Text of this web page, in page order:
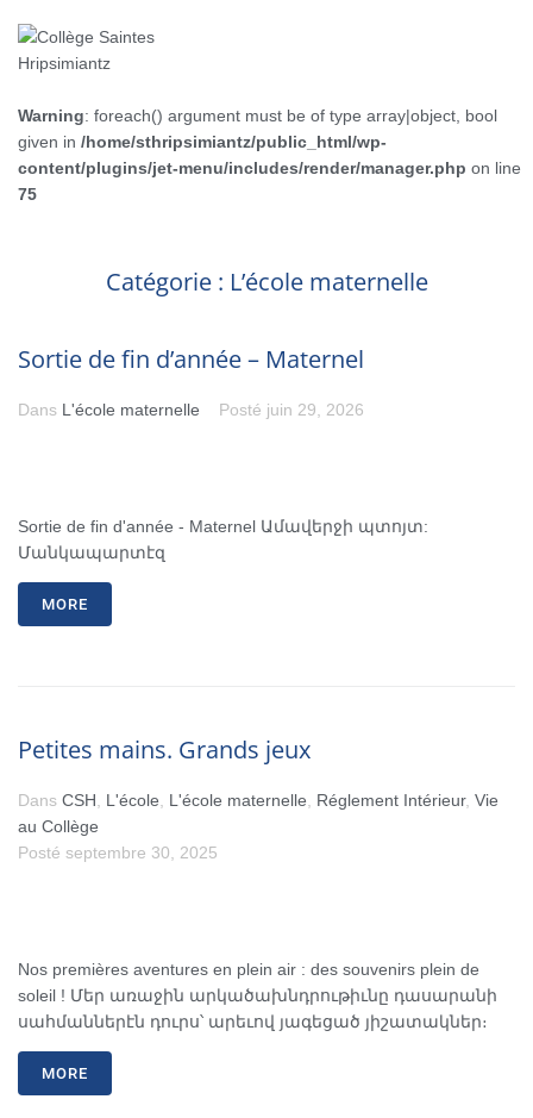
Warning: foreach() argument must be of type array|object, bool
given in /home/sthripsimiantz/public_html/wp-
content/plugins/jet-menu/includes/render/manager.php on line
75
Catégorie : L’école maternelle
Sortie de fin d’année – Maternel
Dans L'école maternelle Posté juin 29, 2026
Sortie de fin d'année - Maternel Ամավերջի պտոյտ:
Մանկապարտէզ
MORE
Petites mains. Grands jeux
Dans CSH L'école L'école maternelle Réglement Intérieur, Vie
au Collège
Posté septembre 30, 2025
Nos premières aventures en plein air : des souvenirs plein de
soleil ! Մեր առաջին արկածախնդրութիւնը դասարանի
սահմաններէն դուրս՝ արեւով յագեցած յիշատակներ։
MORE